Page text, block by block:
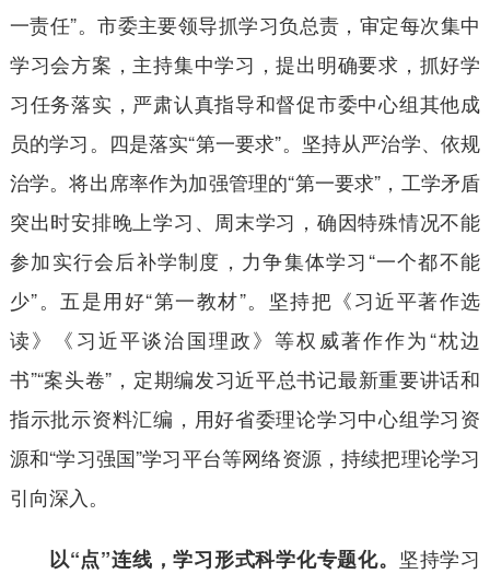
一责任”。市委主要领导抓学习负总责，审定每次集中
学习会方案，主持集中学习，提出明确要求，抓好学
习任务落实，严肃认真指导和督促市委中心组其他成
员的学习。四是落实“第一要求”。坚持从严治学、依规
治学。将出席率作为加强管理的“第一要求”，工学矛盾
突出时安排晚上学习、周末学习，确因特殊情况不能
参加实行会后补学制度，力争集体学习“一个都不能
少”。五是用好“第一教材”。坚持把《习近平著作选
读》《习近平谈治国理政》等权威著作作为“枕边
书”“案头卷”，定期编发习近平总书记最新重要讲话和
指示批示资料汇编，用好省委理论学习中心组学习资
源和“学习强国”学习平台等网络资源，持续把理论学习
引向深入。
以“点”连线，学习形式科学化专题化。 坚持学习